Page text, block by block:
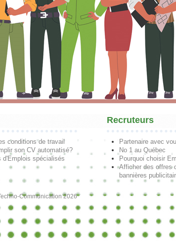
conditions de travail
son CV automatisé?
d'Emplois spécialisés
Recruteurs
Partenaire avec
No 1 au Québec
Pourquoi choisir
Afficher des offres
bannières
Communication 2026